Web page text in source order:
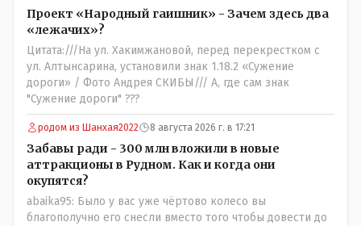
Проект «Народный гаишник» - Зачем здесь два
«лежачих»?
Цитата:///На ул. Хакимжановой, перед перекрестком с
ул. Алтынсарина, установили знак 1.18.2 «Сужение
дороги» / Фото Андрея СКИБЫ/// А, где сам знак
"Сужение дороги" ???
родом из Шанхая2022 8 августа 2026 г. в 17:21
Забавы ради - 300 млн вложили в новые
аттракционы в Рудном. Как и когда они
окупятся?
abaika95: Было у вас уже чёртово колесо вы
благополучно его снесли вместо того чтобы довести до